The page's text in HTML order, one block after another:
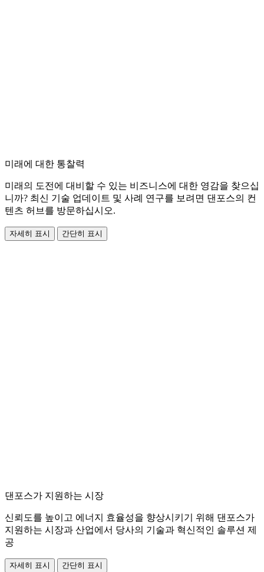
미래에 대한 통찰력
미래의 도전에 대비할 수 있는 비즈니스에 대한 영감을 찾으십
니까? 최신 기술 업데이트 및 사례 연구를 보려면 댄포스의 컨
텐츠 허브를 방문하십시오.
자세히 표시 간단히 표시
댄포스가 지원하는 시장
신뢰도를 높이고 에너지 효율성을 향상시키기 위해 댄포스가
지원하는 시장과 산업에서 당사의 기술과 혁신적인 솔루션 제
공
자세히 표시 간단히 표시